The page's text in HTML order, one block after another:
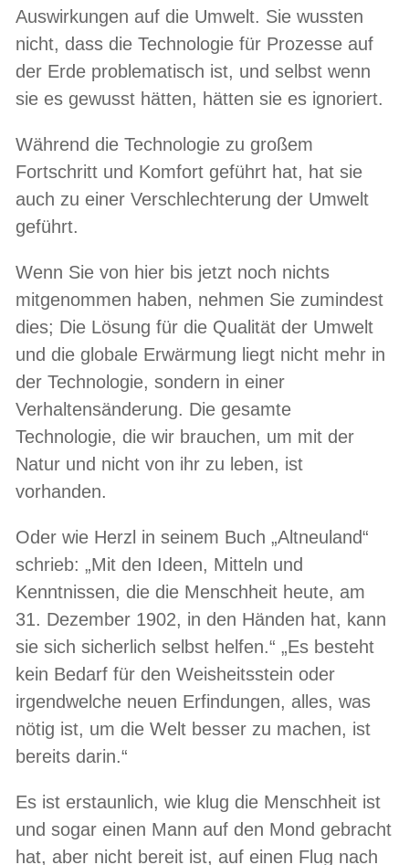
Auswirkungen auf die Umwelt. Sie wussten
nicht, dass die Technologie für Prozesse auf
der Erde problematisch ist, und selbst wenn
sie es gewusst hätten, hätten sie es ignoriert.
Während die Technologie zu großem
Fortschritt und Komfort geführt hat, hat sie
auch zu einer Verschlechterung der Umwelt
geführt.
Wenn Sie von hier bis jetzt noch nichts
mitgenommen haben, nehmen Sie zumindest
dies; Die Lösung für die Qualität der Umwelt
und die globale Erwärmung liegt nicht mehr in
der Technologie, sondern in einer
Verhaltensänderung. Die gesamte
Technologie, die wir brauchen, um mit der
Natur und nicht von ihr zu leben, ist
vorhanden.
Oder wie Herzl in seinem Buch „Altneuland“
schrieb: „Mit den Ideen, Mitteln und
Kenntnissen, die die Menschheit heute, am
31. Dezember 1902, in den Händen hat, kann
sie sich sicherlich selbst helfen.“ „Es besteht
kein Bedarf für den Weisheitsstein oder
irgendwelche neuen Erfindungen, alles, was
nötig ist, um die Welt besser zu machen, ist
bereits darin.“
Es ist erstaunlich, wie klug die Menschheit ist
und sogar einen Mann auf den Mond gebracht
hat, aber nicht bereit ist, auf einen Flug nach